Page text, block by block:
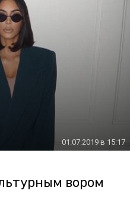
01.07.2019 в 15:17
вором